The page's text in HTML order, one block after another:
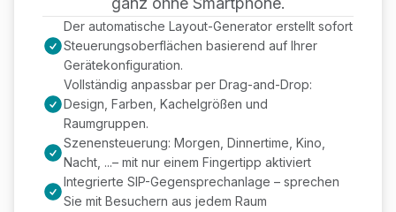
Der automatische Layout-Generator erstellt sofort
Steuerungsoberflächen basierend auf Ihrer
Gerätekonfiguration.
Vollständig anpassbar per Drag-and-Drop:
Design, Farben, Kachelgrößen und
Raumgruppen.
Szenensteuerung: Morgen, Dinnertime, Kino,
Nacht, ...– mit nur einem Fingertipp aktiviert
Integrierte SIP-Gegensprechanlage – sprechen
Sie mit Besuchern aus jedem Raum